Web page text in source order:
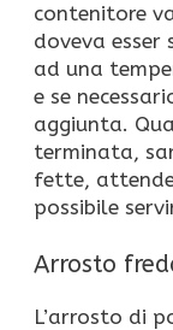
contenitore
doveva
ad una
e se
aggiunta.
terminata,
fette,
possibile
Arrosto
L’arrosto di